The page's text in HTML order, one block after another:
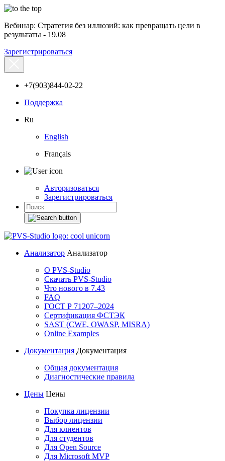
Вебинар: Стратегия без иллюзий: как превращать цели в
результаты - 19.08
Зарегистрироваться
+7(903)844-02-22
Поддержка
Ru
English
Français
Авторизоваться
Зарегистрироваться
Анализатор Анализатор
О PVS-Studio
Скачать PVS-Studio
Что нового в 7.43
FAQ
ГОСТ Р 71207–2024
Сертификация ФСТЭК
SAST (CWE, OWASP, MISRA)
Online Examples
Документация Документация
Общая документация
Диагностические правила
Цены Цены
Покупка лицензии
Выбор лицензии
Для клиентов
Для студентов
Для Open Source
Для Microsoft MVP